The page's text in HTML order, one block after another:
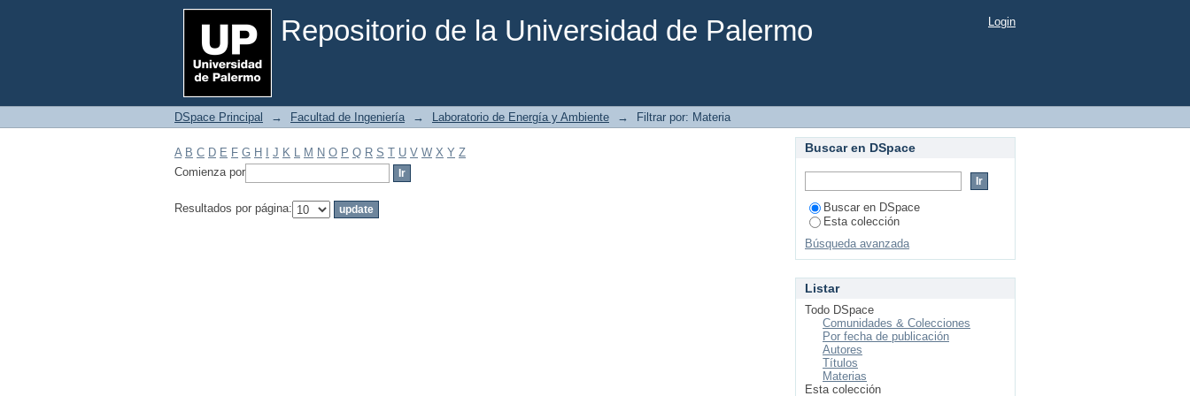
Repositorio de la Universidad de Palermo
Filtrar por: Materia Login
DSpace Principal → Facultad de Ingeniería → Laboratorio de Energía y Ambiente → Filtrar por: Materia
A B C D E F G H J K L M N O P Q R S T U V W X Y Z
Comienza por
Resultados por página:
Buscar en DSpace
Buscar en DSpace
Esta colección
Búsqueda avanzada
Listar
Todo DSpace
Comunidades & Colecciones
Por fecha de publicación
Autores
Títulos
Materias
Esta colección